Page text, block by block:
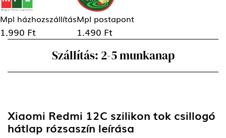
Mpl házhozszállítás
1.990 Ft
Mpl postapont
1.490 Ft
Szállítás: 2-5 munkanap
Xiaomi Redmi 12C szilikon tok csillogó
hátlap rózsaszín leírása